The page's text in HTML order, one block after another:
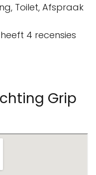
Toilet, Afspraak
4 recensies
Grip